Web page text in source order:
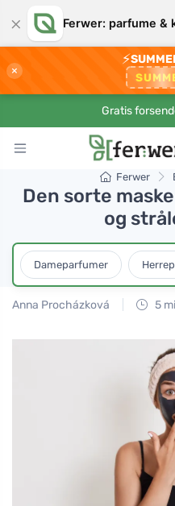
× Ferwer: parfume &
×
⚡
Gratis
Ferwer
Den sorte
og
Dameparfumer
Anna Procházková 5